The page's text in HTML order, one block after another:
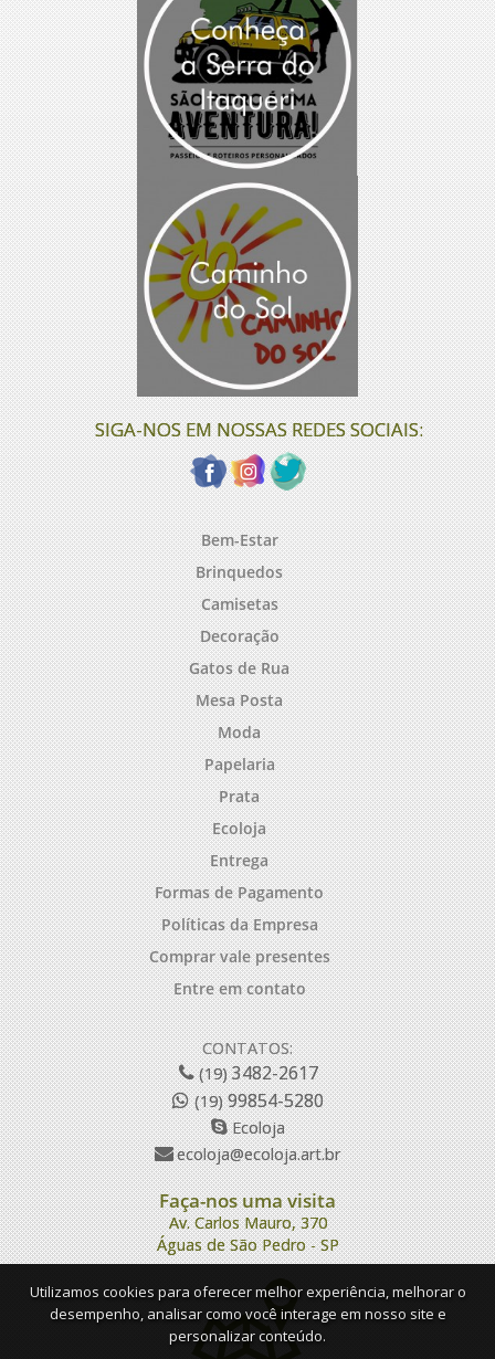
SIGA-NOS EM NOSSAS REDES SOCIAIS:
Bem-Estar
Brinquedos
Camisetas
Decoração
Gatos de Rua
Mesa Posta
Moda
Papelaria
Prata
Ecoloja
Entrega
Formas de Pagamento
Políticas da Empresa
Comprar vale presentes
Entre em contato
CONTATOS:
(19)3482-2617
(19)99854-5280
Ecoloja
ecoloja@ecoloja.art.br
Faça-nos uma visita
Av. Carlos Mauro, 370
Águas de São Pedro - SP
Utilizamos cookies para oferecer melhor experiência, melhorar o
desempenho, analisar como você interage em nosso site e
personalizar conteúdo.